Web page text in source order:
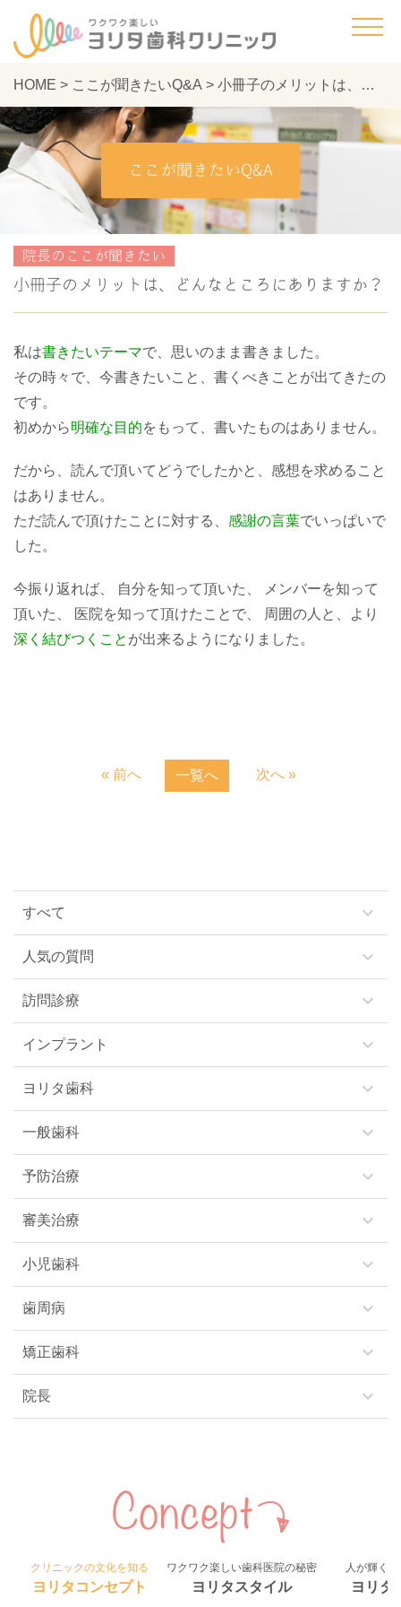
HOME > ここが聞きたいQ&A > 小冊子のメリットは、どんなところにありますか？ - ヨリタ歯科クリニック
ここが聞きたいQ&A
院長のここが聞きたい
小冊子のメリットは、どんなところにありますか？
私は書きたいテーマで、思いのまま書きました。
その時々で、今書きたいこと、書くべきことが出てきたの
です。
初めから明確な目的をもって、書いたものはありません。
だから、読んで頂いてどうでしたかと、感想を求めること
はありません。
ただ読んで頂けたことに対する、 感謝の言葉でいっぱいで
した。
今振り返れば、 自分を知って頂いた、 メンバーを知って
頂いた、 医院を知って頂けたことで、 周囲の人と、より
深く結びつくこと が出来るようになりました。
« 前へ 一覧へ 次へ »
すべて keyboard_arrow_down
人気の質問 keyboard_arrow_down
訪問診療 keyboard_arrow_down
インプラント keyboard_arrow_down
ヨリタ歯科 keyboard_arrow_down
一般歯科 keyboard_arrow_down
予防治療 keyboard_arrow_down
審美治療 keyboard_arrow_down
小児歯科 keyboard_arrow_down
歯周病 keyboard_arrow_down
矯正歯科 keyboard_arrow_down
院長 keyboard_arrow_down
クリニックの文化を知る
ヨリタコンセプト
ワクワク楽しい歯科医院の秘密
ヨリタスタイル
人が輝く
ヨリタ